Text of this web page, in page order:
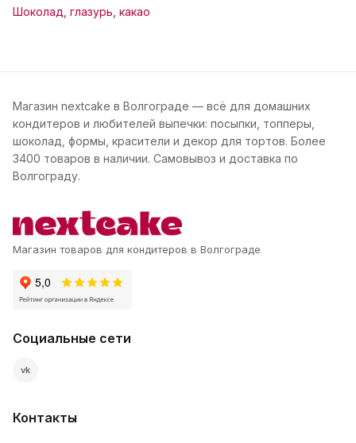
Шоколад, глазурь, какао
Магазин nextcake в Волгограде — всё для домашних
кондитеров и любителей выпечки: посыпки, топперы,
шоколад, формы, красители и декор для тортов. Более
3400 товаров в наличии. Самовывоз и доставка по
Волгограду.
Магазин товаров для кондитеров в Волгограде
Социальные сети
vk
Контакты